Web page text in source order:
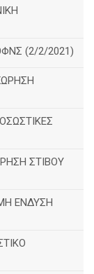
(2/2/2021)
ΣΤΙΒΟΥ
ΕΝΔΥΣΗ